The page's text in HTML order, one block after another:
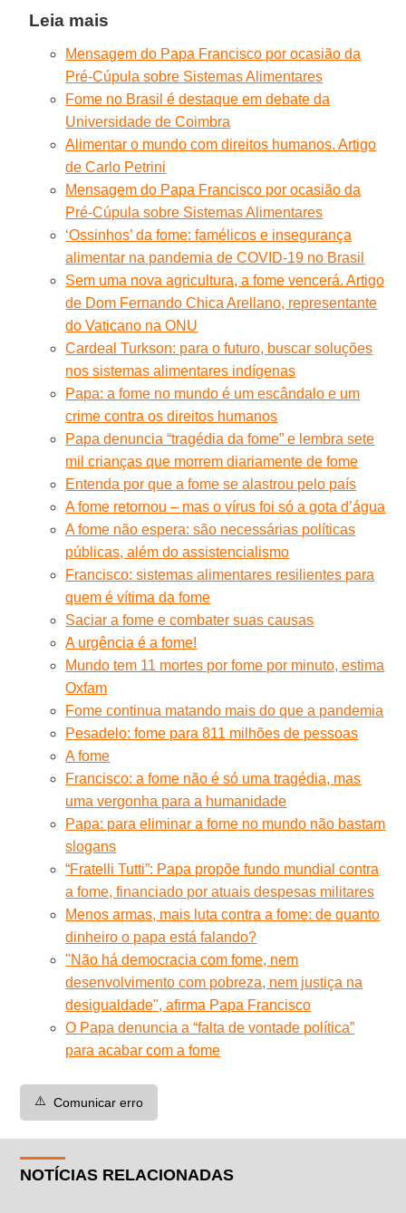
Leia mais
Mensagem do Papa Francisco por ocasião da
Pré-Cúpula sobre Sistemas Alimentares
Fome no Brasil é destaque em debate da
Universidade de Coimbra
Alimentar o mundo com direitos humanos. Artigo
de Carlo Petrini
Mensagem do Papa Francisco por ocasião da
Pré-Cúpula sobre Sistemas Alimentares
‘Ossinhos’ da fome: famélicos e insegurança
alimentar na pandemia de COVID-19 no Brasil
Sem uma nova agricultura, a fome vencerá. Artigo
de Dom Fernando Chica Arellano, representante
do Vaticano na ONU
Cardeal Turkson: para o futuro, buscar soluções
nos sistemas alimentares indígenas
Papa: a fome no mundo é um escândalo e um
crime contra os direitos humanos
Papa denuncia “tragédia da fome” e lembra sete
mil crianças que morrem diariamente de fome
Entenda por que a fome se alastrou pelo país
A fome retornou – mas o vírus foi só a gota d’água
A fome não espera: são necessárias políticas
públicas, além do assistencialismo
Francisco: sistemas alimentares resilientes para
quem é vítima da fome
Saciar a fome e combater suas causas
A urgência é a fome!
Mundo tem 11 mortes por fome por minuto, estima
Oxfam
Fome continua matando mais do que a pandemia
Pesadelo: fome para 811 milhões de pessoas
A fome
Francisco: a fome não é só uma tragédia, mas
uma vergonha para a humanidade
Papa: para eliminar a fome no mundo não bastam
slogans
“Fratelli Tutti”: Papa propõe fundo mundial contra
a fome, financiado por atuais despesas militares
Menos armas, mais luta contra a fome: de quanto
dinheiro o papa está falando?
"Não há democracia com fome, nem
desenvolvimento com pobreza, nem justiça na
desigualdade", afirma Papa Francisco
O Papa denuncia a “falta de vontade política”
para acabar com a fome
⚠️ Comunicar erro
NOTÍCIAS RELACIONADAS